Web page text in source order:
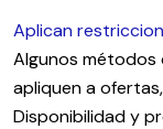
Aplican
Algunos métodos
apliquen a
Disponibilidad y